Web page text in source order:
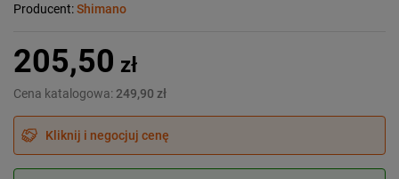
Producent:Shimano
205,50 zł
Cena katalogowa: 249,90 zł
Kliknij i negocjuj cenę